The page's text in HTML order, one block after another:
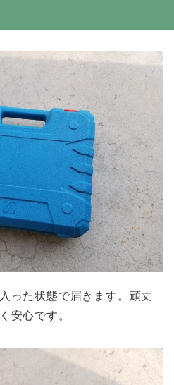
った状態で届きます。頑丈
安心です。